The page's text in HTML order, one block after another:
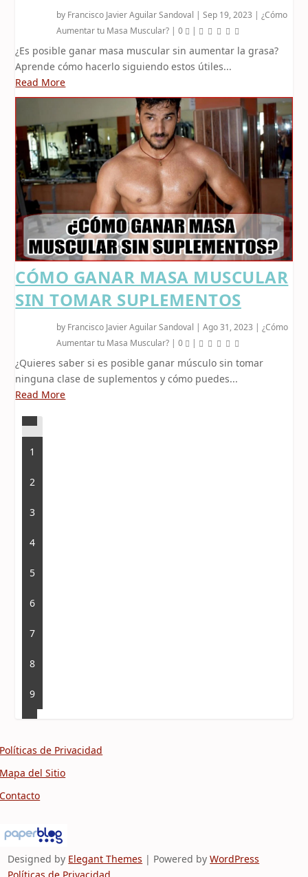
by Francisco Javier Aguilar Sandoval |Sep 19, 2023 |¿Cómo
Aumentar tu Masa Muscular? |0 |
¿Es posible ganar masa muscular sin aumentar la grasa?
Aprende cómo hacerlo siguiendo estos útiles...
Read More
CÓMO GANAR MASA MUSCULAR
SIN TOMAR SUPLEMENTOS
by Francisco Javier Aguilar Sandoval |Ago 31, 2023 |¿Cómo
Aumentar tu Masa Muscular? |0 |
¿Quieres saber si es posible ganar músculo sin tomar
ninguna clase de suplementos y cómo puedes...
Read More
1
2
3
4
5
6
7
8
9
Políticas de Privacidad
Mapa del Sitio
Contacto
Designed by Elegant Themes | Powered byWordPress
Políticas de Privacidad